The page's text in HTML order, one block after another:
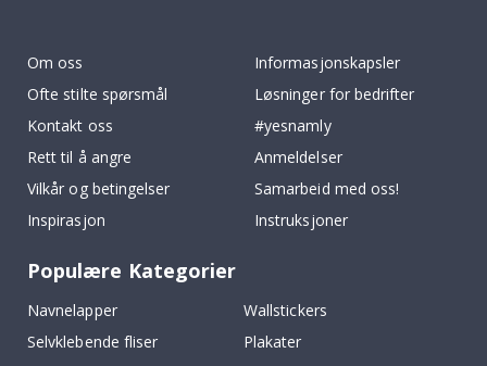
Om oss
Ofte stilte spørsmål
Kontakt oss
Rett til å angre
Vilkår og betingelser
Inspirasjon
Informasjonskapsler
Løsninger for bedrifter
#yesnamly
Anmeldelser
Samarbeid med oss!
Instruksjoner
Populære Kategorier
Navnelapper
Wallstickers
Selvklebende fliser
Plakater